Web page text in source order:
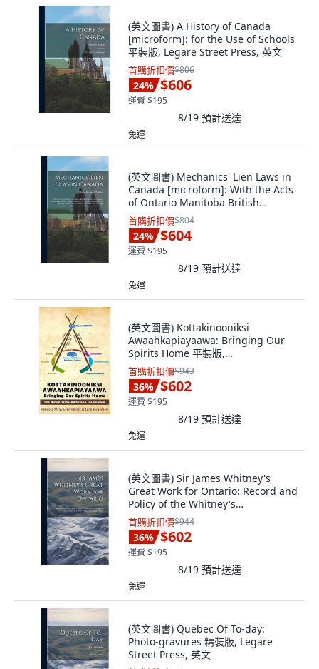
(英文圖書) A History of Canada
[microform]: for the Use of Schools
平裝版, Legare Street Press, 英文
首購折扣價$806
24% $606
運費 $195
8/19 預計送達
免運
(英文圖書) Mechanics' Lien Laws in
Canada [microform]: With the Acts
of Ontario Manitoba British
Colum... 精裝版, Legare Street
Press, 英文
首購折扣價$804
24% $604
運費 $195
8/19 預計送達
免運
(英文圖書) Kottakinooniksi
Awaahkapiayaawa: Bringing Our
Spirits Home 平裝版,
Independently Published, 英文
首購折扣價$943
36% $602
運費 $195
8/19 預計送達
免運
(英文圖書) Sir James Whitney's
Great Work for Ontario: Record and
Policy of the Whitney's
Government. On... 精裝版, Legare
Street Press, 英文
首購折扣價$944
36% $602
運費 $195
8/19 預計送達
免運
(英文圖書) Quebec Of To-day:
Photo-gravures 精裝版, Legare
Street Press, 英文